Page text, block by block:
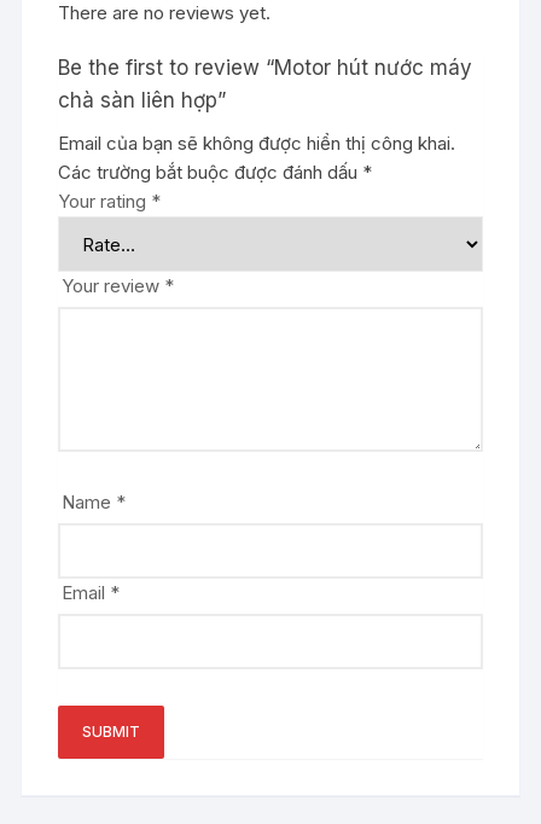
There are no reviews yet.
Be the first to review “Motor hút nước máy
chà sàn liên hợp”
Email của bạn sẽ không được hiển thị công khai.
Các trường bắt buộc được đánh dấu *
Your rating *
Your review *
Name *
Email *